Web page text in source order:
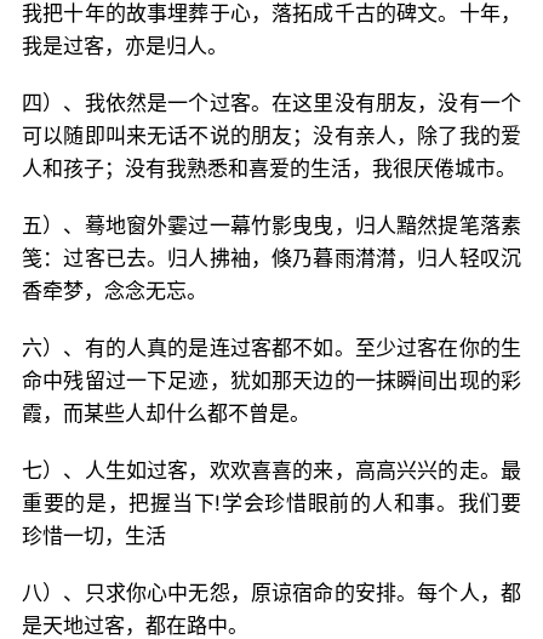
我把十年的故事埋葬于心，落拓成千古的碑文。十年，
我是过客，亦是归人。
四）、我依然是一个过客。在这里没有朋友，没有一个
可以随即叫来无话不说的朋友；没有亲人，除了我的爱
人和孩子；没有我熟悉和喜爱的生活，我很厌倦城市。
五）、蓦地窗外霎过一幕竹影曳曳，归人黯然提笔落素
笺：过客已去。归人拂袖，倏乃暮雨潸潸，归人轻叹沉
香牵梦，念念无忘。
六）、有的人真的是连过客都不如。至少过客在你的生
命中残留过一下足迹，犹如那天边的一抹瞬间出现的彩
霞，而某些人却什么都不曾是。
七）、人生如过客，欢欢喜喜的来，高高兴兴的走。最
重要的是，把握当下!学会珍惜眼前的人和事。我们要
珍惜一切，生活
八）、只求你心中无怨，原谅宿命的安排。每个人，都
是天地过客，都在路中。